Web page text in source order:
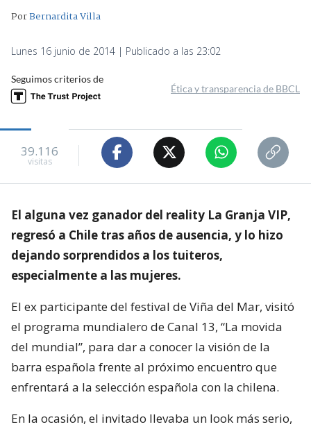
PorBernardita Villa
Lunes 16 junio de 2014 | Publicado a las 23:02
Seguimos criterios de
Ética y transparencia de BBCL
39.116
visitas
El alguna vez ganador del reality La Granja VIP,
regresó a Chile tras años de ausencia, y lo hizo
dejando sorprendidos a los tuiteros,
especialmente a las mujeres.
El ex participante del festival de Viña del Mar, visitó
el programa mundialero de Canal 13, “La movida
del mundial”, para dar a conocer la visión de la
barra española frente al próximo encuentro que
enfrentará a la selección española con la chilena.
En la ocasión, el invitado llevaba un look más serio,